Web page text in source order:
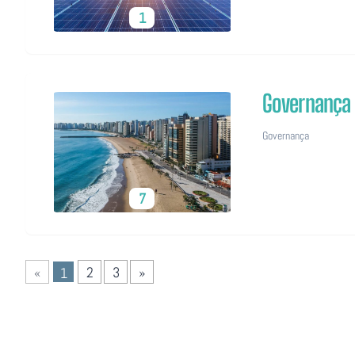
1
7
Governança
Governança
« 1 2 3 »